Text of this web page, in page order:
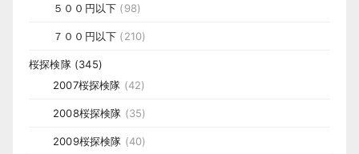
５００円以下 (98)
７００円以下 (210)
桜探検隊(345)
2007桜探検隊 (42)
2008桜探検隊 (35)
2009桜探検隊 (40)